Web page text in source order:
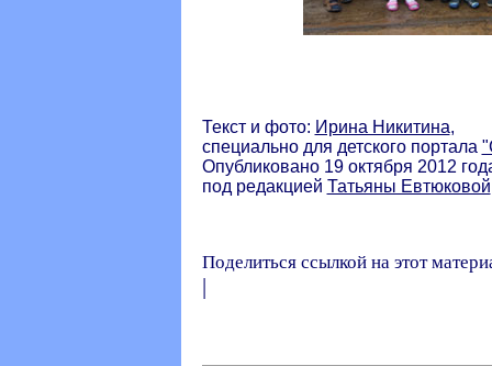
Текст и фото: Ирина Никитина,
специально для детского портала
Опубликовано 19 октября 2012
под редакцией Татьяны Евтюковой
Поделиться ссылкой на этот
|